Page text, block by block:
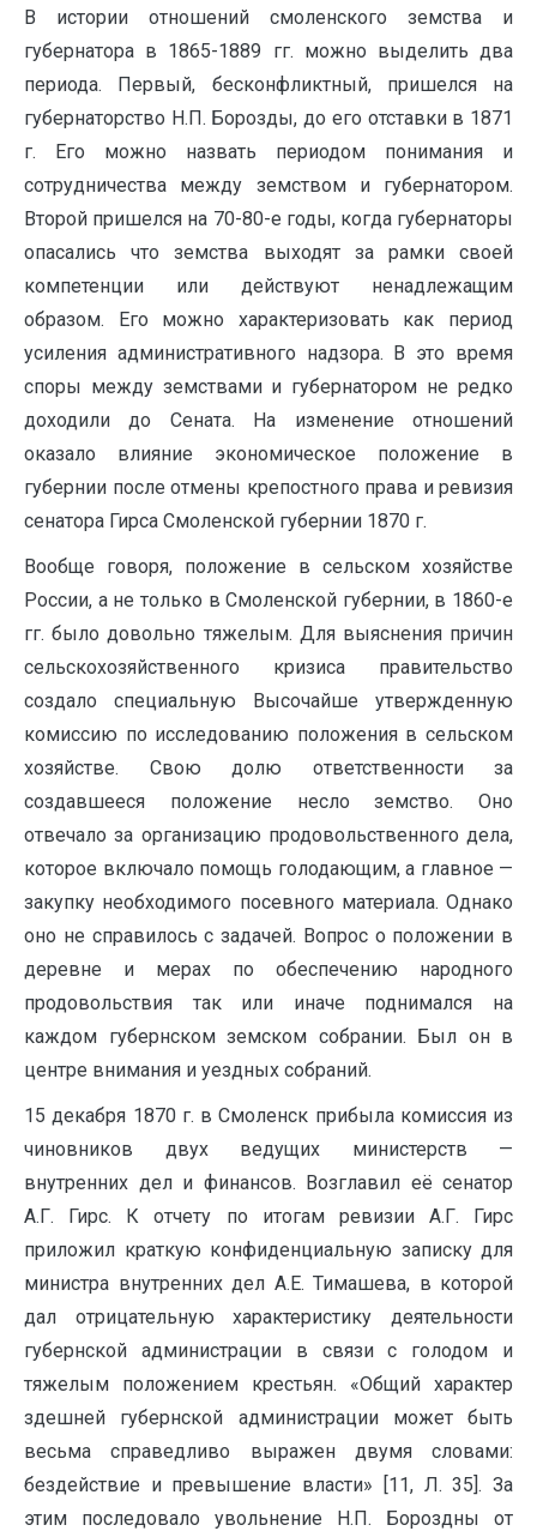
В истории отношений смоленского земства и
губернатора в 1865-1889 гг. можно выделить два
периода. Первый, бесконфликтный, пришелся на
губернаторство Н.П. Борозды, до его отставки в 1871
г. Его можно назвать периодом понимания и
сотрудничества между земством и губернатором.
Второй пришелся на 70-80-е годы, когда губернаторы
опасались что земства выходят за рамки своей
компетенции или действуют ненадлежащим
образом. Его можно характеризовать как период
усиления административного надзора. В это время
споры между земствами и губернатором не редко
доходили до Сената. На изменение отношений
оказало влияние экономическое положение в
губернии после отмены крепостного права и ревизия
сенатора Гирса Смоленской губернии 1870 г.
Вообще говоря, положение в сельском хозяйстве
России, а не только в Смоленской губернии, в 1860-е
гг. было довольно тяжелым. Для выяснения причин
сельскохозяйственного кризиса правительство
создало специальную Высочайше утвержденную
комиссию по исследованию положения в сельском
хозяйстве. Свою долю ответственности за
создавшееся положение несло земство. Оно
отвечало за организацию продовольственного дела,
которое включало помощь голодающим, а главное —
закупку необходимого посевного материала. Однако
оно не справилось с задачей. Вопрос о положении в
деревне и мерах по обеспечению народного
продовольствия так или иначе поднимался на
каждом губернском земском собрании. Был он в
центре внимания и уездных собраний.
15 декабря 1870 г. в Смоленск прибыла комиссия из
чиновников двух ведущих министерств —
внутренних дел и финансов. Возглавил её сенатор
А.Г. Гирс. К отчету по итогам ревизии А.Г. Гирс
приложил краткую конфиденциальную записку для
министра внутренних дел А.Е. Тимашева, в которой
дал отрицательную характеристику деятельности
губернской администрации в связи с голодом и
тяжелым положением крестьян. «Общий характер
здешней губернской администрации может быть
весьма справедливо выражен двумя словами:
бездействие и превышение власти» [11, Л. 35]. За
этим последовало увольнение Н.П. Бороздны от